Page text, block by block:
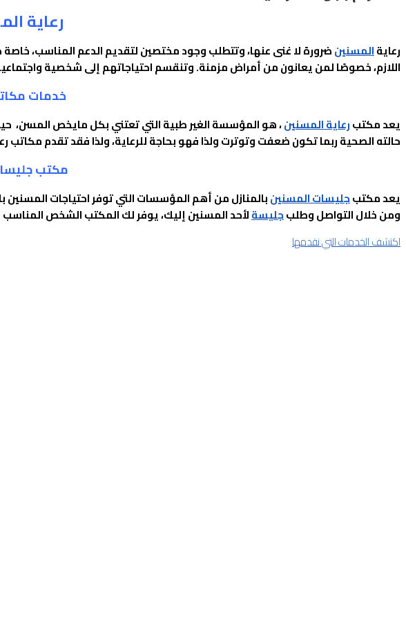
رعاية
رعايةالمسنينضرورة لا غنى عنها، وتتطلب وجود مختصين لتقديم الدعم المناسب،
اللازم، خصوصًا لمن يعانون من أمراض مزمنة. وتنقسم احتياجاتهم إلى شخصية
خدمات
يعد مكتبرعاية المسنين، هو المؤسسة الغير طبية التي تعتني بكل مايخص المسن،
حالته الصحية ربما تكون ضعفت وتوترت ولذا فهو بحاجة للرعاية، ولذا فقد تقدم مكاتب
مكتب
يعد مكتبجليسات المسنينبالمنازل من أهم المؤسسات التي توفر احتياجات
ومن خلال التواصل وطلبجليسةلأحد المسنين إليك، يوفر لك المكتب الشخص
اكتشف الخدمات التي نقدمها